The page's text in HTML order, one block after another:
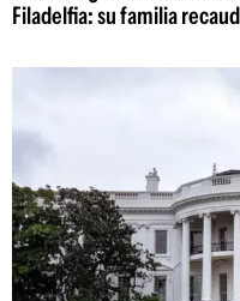
Filadelfia: su familia